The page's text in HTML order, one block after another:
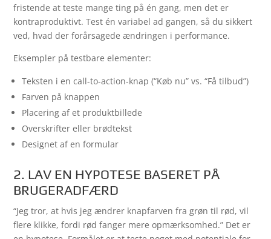
fristende at teste mange ting på én gang, men det er
kontraproduktivt. Test én variabel ad gangen, så du sikkert
ved, hvad der forårsagede ændringen i performance.
Eksempler på testbare elementer:
Teksten i en call-to-action-knap (“Køb nu” vs. “Få tilbud”)
Farven på knappen
Placering af et produktbillede
Overskrifter eller brødtekst
Designet af en formular
2. LAV EN HYPOTESE BASERET PÅ
BRUGERADFÆRD
“Jeg tror, at hvis jeg ændrer knapfarven fra grøn til rød, vil
flere klikke, fordi rød fanger mere opmærksomhed.” Det er